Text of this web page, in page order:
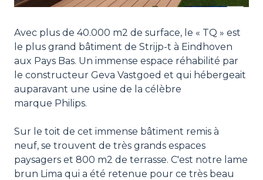
Avec plus de 40.000 m2 de surface, le « TQ » est
le plus grand bâtiment de Strijp-t à Eindhoven
aux Pays Bas. Un immense espace réhabilité par
le constructeur Geva Vastgoed et qui hébergeait
auparavant une usine de la célèbre
marque Philips.
Sur le toit de cet immense bâtiment remis à
neuf, se trouvent de très grands espaces
paysagers et 800 m2 de terrasse. C'est notre lame
brun Lima qui a été retenue pour ce très beau